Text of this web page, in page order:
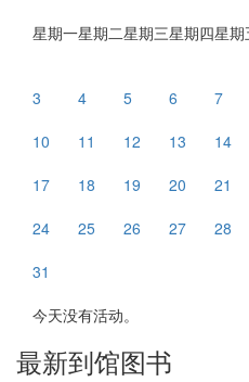
星期一星期二星期三星期四星期
3
4 5 6 7
10
11 12 13 14
17
18 19 20 21
24
25 26 27 28
31
今天没有活动。
最新到馆图书